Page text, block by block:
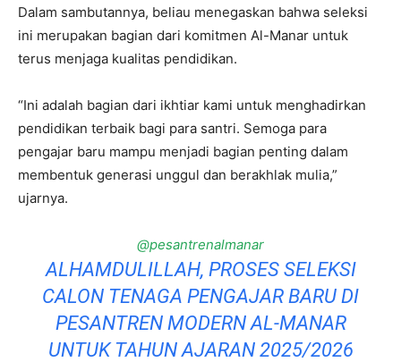
Dalam sambutannya, beliau menegaskan bahwa seleksi
ini merupakan bagian dari komitmen Al-Manar untuk
terus menjaga kualitas pendidikan.
“Ini adalah bagian dari ikhtiar kami untuk menghadirkan
pendidikan terbaik bagi para santri. Semoga para
pengajar baru mampu menjadi bagian penting dalam
membentuk generasi unggul dan berakhlak mulia,”
ujarnya.
@pesantrenalmanar
ALHAMDULILLAH, PROSES SELEKSI
CALON TENAGA PENGAJAR BARU DI
PESANTREN MODERN AL-MANAR
UNTUK TAHUN AJARAN 2025/2026